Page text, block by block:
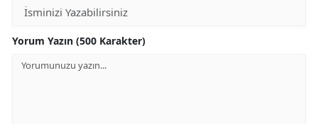
Yorum Yazın (500 Karakter)